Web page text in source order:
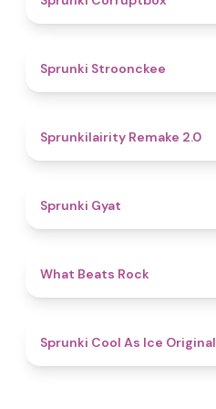
Sprunki Stroonckee
Sprunkilairity Remake 2.0
Sprunki Gyat
What Beats Rock
Sprunki Cool As Ice Original